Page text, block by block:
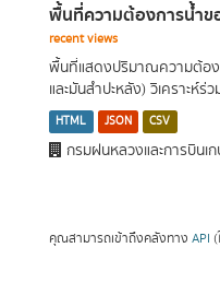
พื้นที่ความต้องการน้ำ
recent views
พื้นที่แสดงปริมาณความต้อ
และมันสำปะหลัง) วิเคราะห์
HTML JSON CSV
กรมฝนหลวงและการบินเ
คุณสามารถเข้าถึงคลังทาง API (